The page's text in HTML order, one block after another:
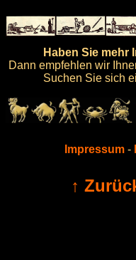
Haben Sie mehr
Dann empfehlen wir
Suchen Sie sich
Impressum-
↑